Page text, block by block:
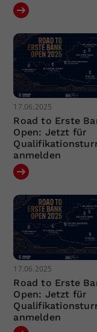
17.06.2025
Road to Erste
Open: Jetzt für
anmelden
17.06.2025
Road to Erste
Open: Jetzt für
anmelden